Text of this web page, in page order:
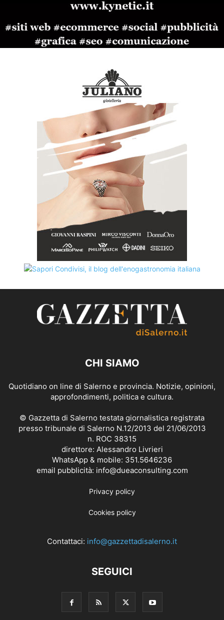
CHI SIAMO
Quotidiano on line di Salerno e provincia. Notizie, opinioni,
approfondimenti, politica e cultura.
© Gazzetta di Salerno testata giornalistica registrata
presso tribunale di Salerno N.12/2013 del 21/06/2013
n. ROC 38315
direttore: Alessandro Livrieri
WhatsApp & mobile: 351.5646236
email pubblicità: info@dueaconsulting.com
Privacy policy
Cookies policy
Contattaci: info@gazzettadisalerno.it
SEGUICI